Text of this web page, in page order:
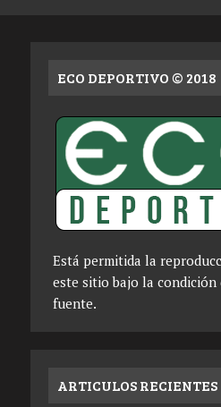
ECO DEPORTIVO © 2018
Está permitida la
este sitio bajo la condición
fuente.
ARTICULOS RECIENTES